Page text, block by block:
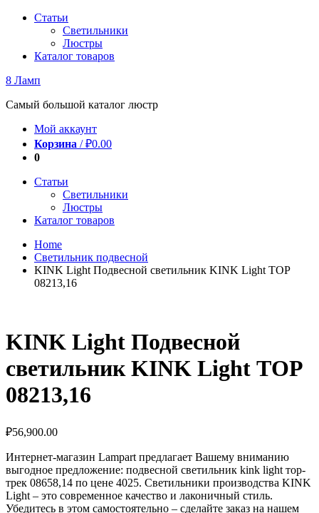
Перейти
содержимому
Статьи
Светильники
Люстры
Каталог товаров
8 Ламп
Самый большой каталог люстр
Мой аккаунт
Корзина /₽0.00
0
Статьи
Светильники
Люстры
Каталог товаров
Home
Светильник подвесной
KINK Light Подвесной светильник KINK Light ТОР
08213,16
KINK Light Подвесной
светильник KINK Light ТОР
08213,16
₽56,900.00
Интернет-магазин Lampart предлагает Вашему вниманию
выгодное предложение: подвесной светильник kink light тор-
трек 08658,14 по цене 4025. Светильники производства KINK
Light – это современное качество и лаконичный стиль.
Убедитесь в этом самостоятельно – сделайте заказ на нашем